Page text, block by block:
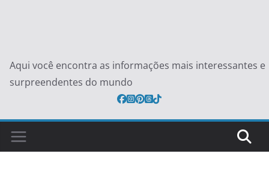
Aqui você encontra as informações mais interessantes e
surpreendentes do mundo